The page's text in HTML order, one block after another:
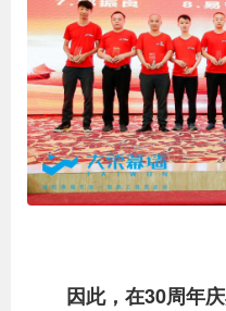
因此，在30周年